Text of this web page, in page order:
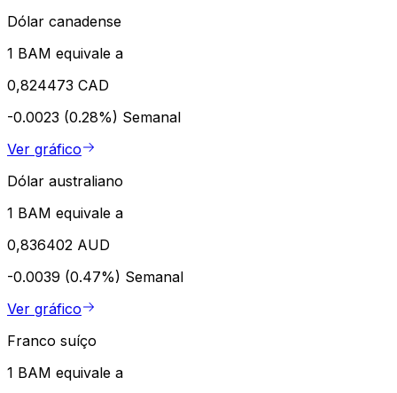
Dólar canadense
1 BAM equivale a
0,824473 CAD
-0.0023 (0.28%) Semanal
Ver gráfico
Dólar australiano
1 BAM equivale a
0,836402 AUD
-0.0039 (0.47%) Semanal
Ver gráfico
Franco suíço
1 BAM equivale a